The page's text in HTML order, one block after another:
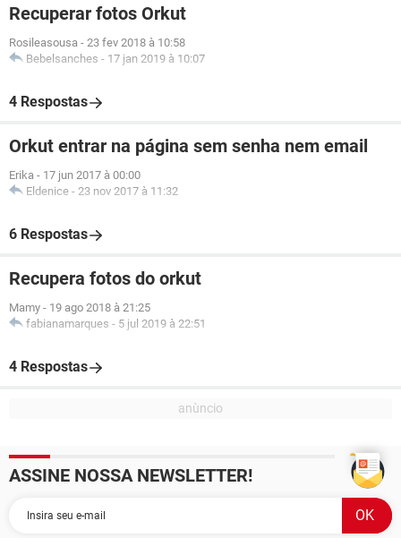
Recuperar fotos Orkut
Rosileasousa - 23 fev 2018 à 10:58
Bebelsanches - 17 jan 2019 à 10:07
4 Respostas
Orkut entrar na página sem senha nem email
Erika - 17 jun 2017 à 00:00
Eldenice - 23 nov 2017 à 11:32
6 Respostas
Recupera fotos do orkut
Mamy - 19 ago 2018 à 21:25
fabianamarques - 5 jul 2019 à 22:51
4 Respostas
ASSINE NOSSA NEWSLETTER!